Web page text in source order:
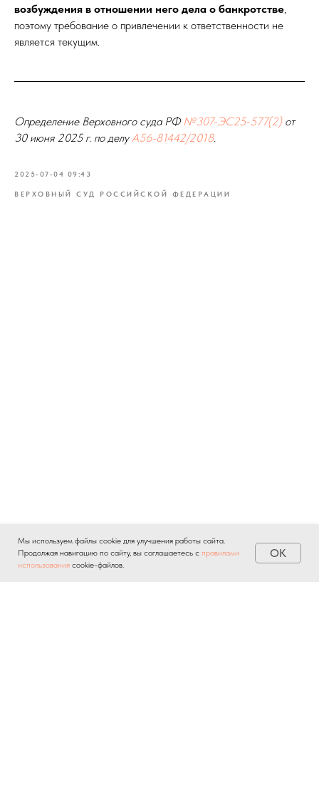
Мы используем файлы cookie для улучшения работы сайта.
Продолжая навигацию по сайту, вы соглашаетесь с правилами
использования cookie-файлов.
OK
возбуждения в отношении него дела о банкротстве,
поэтому требование о привлечении к ответственности не
является текущим.
Определение Верховного суда РФ №307-ЭС25-577(2)от
30 июня 2025 г. по делуА56-81442/2018.
2025-07-04 09:43
ВЕРХОВНЫЙ СУД РОССИЙСКОЙ ФЕДЕРАЦИИ